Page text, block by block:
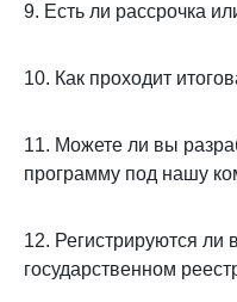
9. Есть ли рассрочка
10. Как проходит
11. Можете ли вы
программу под нашу
12. Регистрируются
государственном